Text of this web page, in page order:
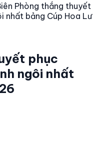
Phòng thắng thuyết
nhất bảng Cúp Hoa Lư
phục
ngôi nhất